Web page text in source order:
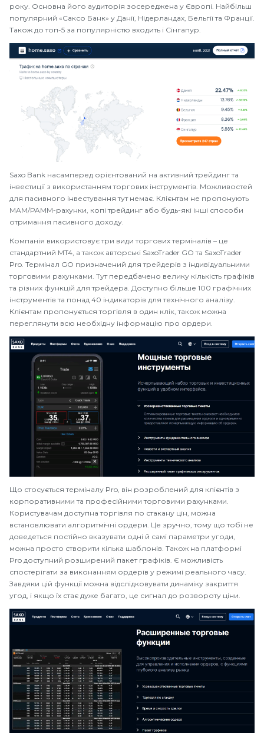
року. Основна його аудиторія зосереджена у Європі. Найбільш
популярний «Саксо Банк» у Данії, Нідерландах, Бельгії та Франції.
Також до топ-5 за популярністю входить і Сінгапур.
Saxo Bank насамперед орієнтований на активний трейдинг та
інвестиції з використанням торгових інструментів. Можливостей
для пасивного інвестування тут немає. Клієнтам не пропонують
MAM/PAMM-рахунки, копі трейдинг або будь-які інші способи
отримання пасивного доходу.
Компанія використовує три види торгових терміналів – це
стандартний MT4, а також авторські SaxoTrader GO та SaxoTrader
Pro. Термінал GO призначений для трейдерів з індивідуальними
торговими рахунками. Тут передбачено велику кількість графіків
та різних функцій для трейдера. Доступно більше 100 графічних
інструментів та понад 40 індикаторів для технічного аналізу.
Клієнтам пропонується торгівля в один клік, також можна
переглянути всю необхідну інформацію про ордери.
Що стосується терміналу Pro, він розроблений для клієнтів з
корпоративними та професійними торговими рахунками.
Користувачам доступна торгівля по стакану цін, можна
встановлювати алгоритмічні ордери. Це зручно, тому що тобі не
доведеться постійно вказувати одні й самі параметри угоди,
можна просто створити кілька шаблонів. Також на платформі
Pro доступний розширений пакет графіків. Є можливість
спостерігати за виконанням ордерів у режимі реального часу.
Завдяки цій функції можна відслідковувати динаміку закриття
угод, і якщо їх стає дуже багато, це сигнал до розвороту ціни.